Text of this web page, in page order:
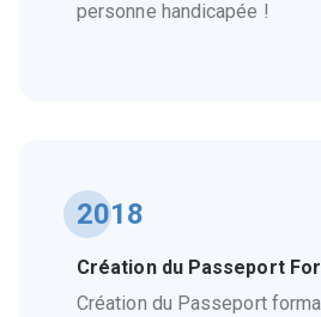
personne handicapée !
2018
Création du Passeport
Création du Passeport